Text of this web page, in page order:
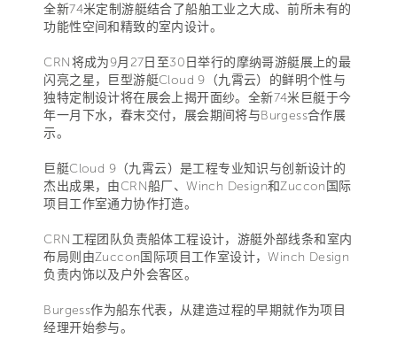
全新74米定制游艇结合了船舶工业之大成、前所未有的
功能性空间和精致的室内设计。
CRN将成为9月27日至30日举行的摩纳哥游艇展上的最
闪亮之星，巨型游艇Cloud 9（九霄云）的鲜明个性与
独特定制设计将在展会上揭开面纱。全新74米巨艇于今
年一月下水，春末交付，展会期间将与Burgess合作展
示。
巨艇Cloud 9（九霄云）是工程专业知识与创新设计的
杰出成果，由CRN船厂、Winch Design和Zuccon国际
项目工作室通力协作打造。
CRN工程团队负责船体工程设计，游艇外部线条和室内
布局则由Zuccon国际项目工作室设计，Winch Design
负责内饰以及户外会客区。
Burgess作为船东代表，从建造过程的早期就作为项目
经理开始参与。